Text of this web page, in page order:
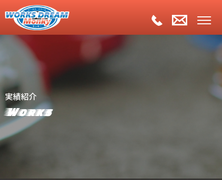
実績紹介
Works